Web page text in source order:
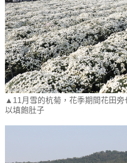
▲11月雪的杭菊，花季期間花田旁
以填飽肚子